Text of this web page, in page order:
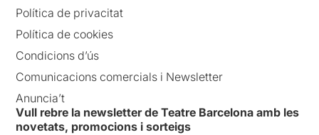
Política de privacitat
Política de cookies
Condicions d’ús
Comunicacions comercials i Newsletter
Anuncia’t
Vull rebre la newsletter de Teatre Barcelona amb les
novetats, promocions i sorteigs